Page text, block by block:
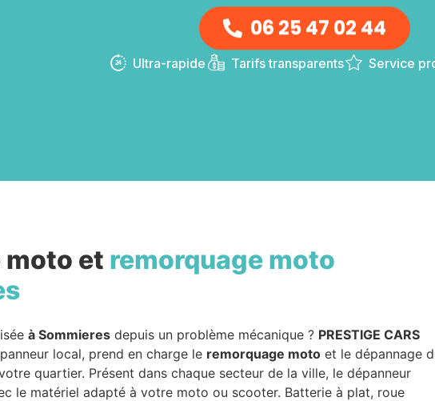
06 25 47 02 44
Ultra-rapide Tarifs transparents Service
moto et remorquage moto
à Sommieres depuis un problème mécanique ? PRESTIGE CARS
local, prend en charge le remorquage moto et le dépannage
quartier. Présent dans chaque secteur de la ville, le dépanneur
le matériel adapté à votre moto ou scooter. Batterie à plat, roue